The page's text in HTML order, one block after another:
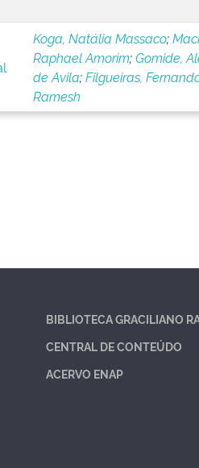
Koga, Natália Massaco;
Raphael Amorim;Gomide,
de Avila;Filgueiras,
Ramesh
BIBLIOTECA GRACILIANO
CENTRAL DE CONTEÚDO
ACERVO ENAP